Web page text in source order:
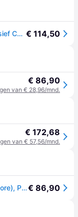
AMD RYZEN 5 5500 AM4 BOXED - Inclusief CPU Cooler € 114,50
€ 86,90
van € 28,96/mnd.
€ 172,68
van € 57,56/mnd.
AMD Ryzen 5 5500 (AM4, 3.60GHz, 6-Core), Processor€ 86,90